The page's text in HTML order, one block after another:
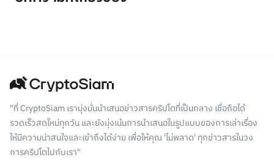
"ที่ CryptoSiam เรามุ่งมั่นนำเสนอข่าวสารคริปโตที่เป็นกลาง เชื่อถือได้
รวดเร็วสดใหม่ทุกวัน และยังมุ่งเน้นการนำเสนอในรูปแบบของการเล่าเรื่อง
ให้มีความน่าสนใจและเข้าถึงได้ง่าย เพื่อให้คุณ 'ไม่พลาด' ทุกข่าวสารในวง
การคริปโตไปกับเรา"